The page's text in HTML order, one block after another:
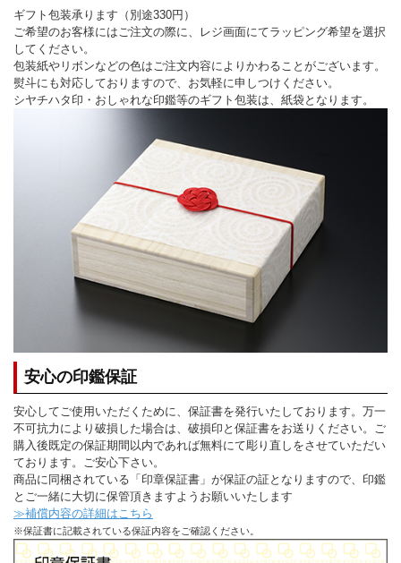
ギフト包装承ります（別途330円）
ご希望のお客様にはご注文の際に、レジ画面にてラッピング希望を選択
してください。
包装紙やリボンなどの色はご注文内容によりかわることがございます。
熨斗にも対応しておりますので、お気軽に申しつけください。
シヤチハタ印・おしゃれな印鑑等のギフト包装は、紙袋となります。
安心の印鑑保証
安心してご使用いただくために、保証書を発行いたしております。万一
不可抗力により破損した場合は、破損印と保証書をお送りください。ご
購入後既定の保証期間以内であれば無料にて彫り直しをさせていただい
ております。ご安心下さい。
商品に同梱されている「印章保証書」が保証の証となりますので、印鑑
とご一緒に大切に保管頂きますようお願いいたします
≫補償内容の詳細はこちら
※保証書に記載されている保証内容をご確認ください。